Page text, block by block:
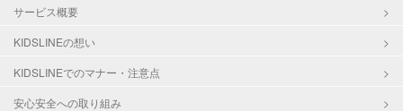
サービス概要
KIDSLINEの想い
KIDSLINEでのマナー・注意点
安心安全への取り組み